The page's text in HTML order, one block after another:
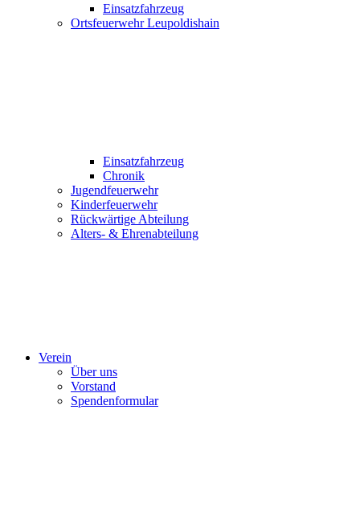
Einsatzfahrzeug
Ortsfeuerwehr Leupoldishain
Einsatzfahrzeug
Chronik
Jugendfeuerwehr
Kinderfeuerwehr
Rückwärtige Abteilung
Alters- & Ehrenabteilung
Verein
Über uns
Vorstand
Spendenformular